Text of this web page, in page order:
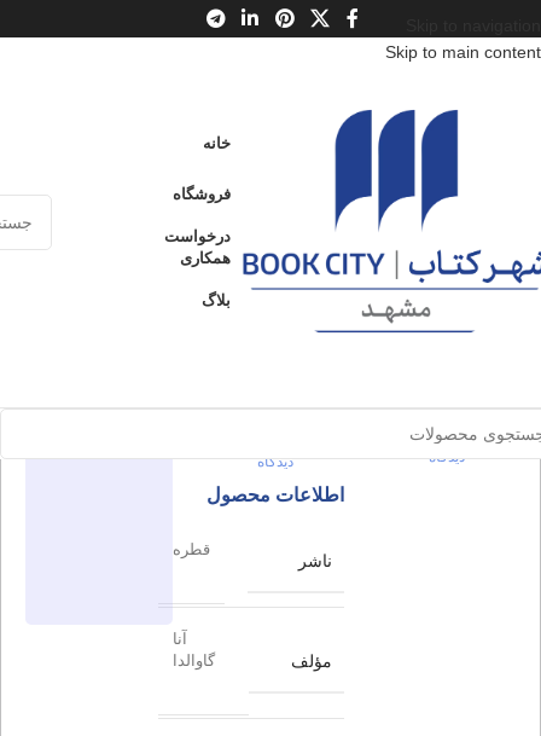
Skip to main content
خانه
فروشگاه
درخواست
همکاری
بلاگ
محصولات / کتاب بزرگسال
فروخته شده
0 بدون
دیدگاه
داشتم
کسی جایی
دیدگاه
اطلاعات محصول
ناشر
قطره
مؤلف
آنا
گاوالدا